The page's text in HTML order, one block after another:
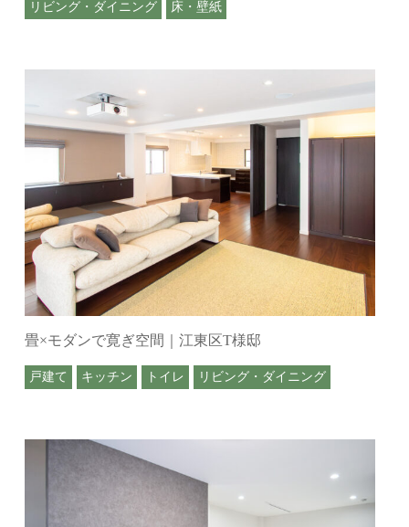
リビング・ダイニング 床・壁紙
畳×モダンで寛ぎ空間｜江東区T様邸
戸建て キッチン トイレ リビング・ダイニング